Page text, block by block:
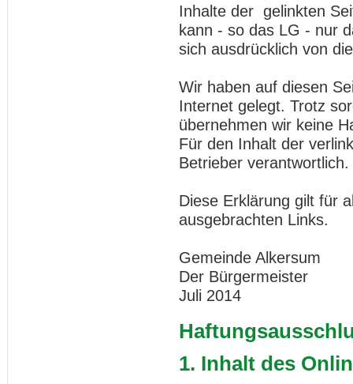
Inhalte der gelinkten
kann - so das LG - nur
sich ausdrücklich von
Wir haben auf diesen
Internet gelegt. Trotz
übernehmen wir keine
Für den Inhalt der
Betrieber verantwortlich.
Diese Erklärung gilt für
ausgebrachten Links.
Gemeinde Alkersum
Der Bürgermeister
Juli 2014
1. Inhalt des